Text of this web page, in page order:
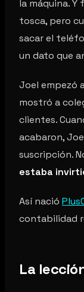
la máquina.
tosca, pero
sacar el
un dato que
Joel empezó
mostró a
clientes.
acabaron,
suscripción.
estaba
Así nació
contabilidad
La